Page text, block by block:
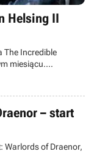
Helsing II
The Incredible
miesiącu.
projekt, w
została
– start
Warlords of Draenor,